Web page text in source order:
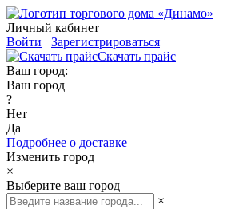
Личный кабинет
Войти
Зарегистрироваться
Скачать прайс
Ваш город:
Ваш город
?
Нет
Да
Подробнее о доставке
Изменить город
×
Выберите ваш город
×